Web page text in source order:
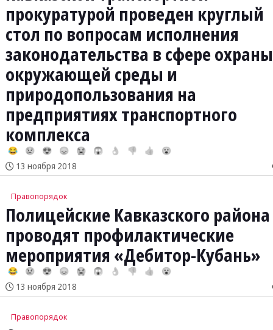
прокуратурой проведен круглый
стол по вопросам исполнения
законодательства в сфере охраны
окружающей среды и
природопользования на
предприятиях транспортного
комплекса
😂 😢 😍 😞 😭 😱 👌 👎 👍 😮
13 ноября 2018
Правопорядок
Полицейские Кавказского района
проводят профилактические
мероприятия «Дебитор-Кубань»
😂 😢 😍 😞 😭 😱 👌 👎 👍 😮
13 ноября 2018
Правопорядок